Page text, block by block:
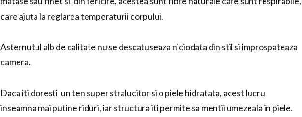
care ajuta la reglarea temperaturii corpului.
Asternutul alb de calitate nu se descatuseaza niciodata din stil si improspateaza
camera.
Daca iti doresti un ten super stralucitor si o piele hidratata, acest lucru
inseamna mai putine riduri, iar structura iti permite sa mentii umezeala in piele.